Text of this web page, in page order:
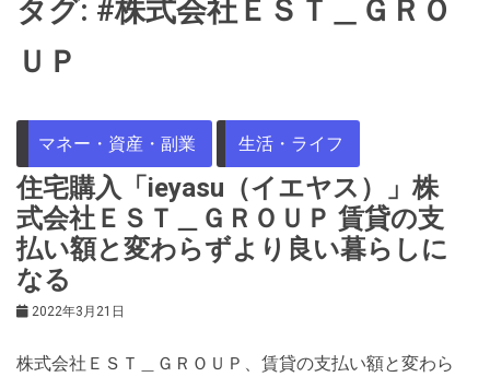
タグ: #株式会社ＥＳＴ＿ＧＲＯ
ＵＰ
マネー・資産・副業 生活・ライフ
住宅購入「ieyasu（イエヤス）」株
式会社ＥＳＴ＿ＧＲＯＵＰ 賃貸の支
払い額と変わらずより良い暮らしに
なる
2022年3月21日
株式会社ＥＳＴ＿ＧＲＯＵＰ、賃貸の支払い額と変わら